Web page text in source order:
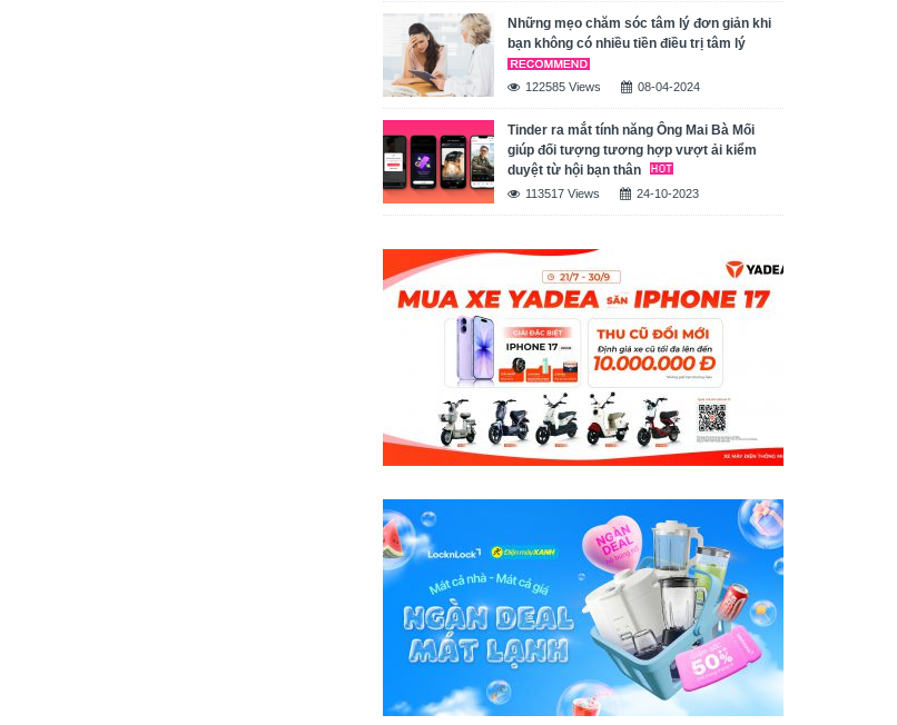
Những mẹo chăm sóc tâm lý đơn giản khi
bạn không có nhiều tiền điều trị tâm lý
122585 Views 08-04-2024
Tinder ra mắt tính năng Ông Mai Bà Mối
giúp đối tượng tương hợp vượt ải kiểm
duyệt từ hội bạn thân
113517 Views 24-10-2023